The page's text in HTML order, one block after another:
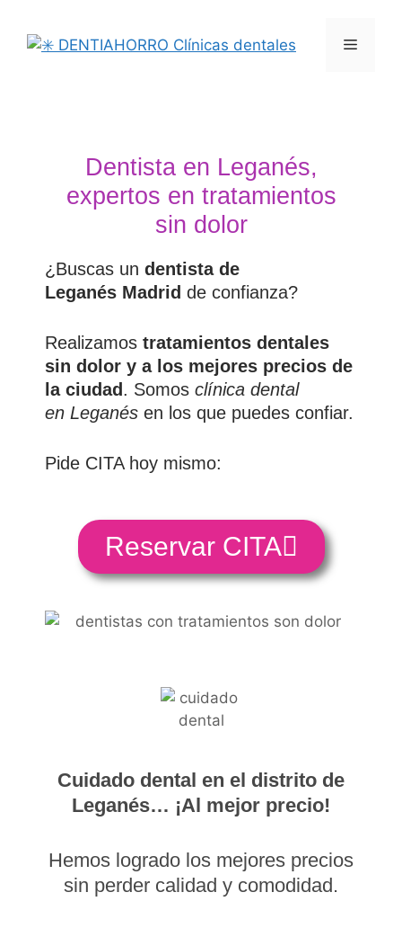
Dentista en Leganés,
expertos en tratamientos
sin dolor
¿Buscas un dentista de
Leganés Madrid de confianza?
Realizamos tratamientos dentales
sin dolor y a los mejores precios de
la ciudad . Somos clínica dental
en Leganés en los que puedes confiar.
Pide CITA hoy mismo:
Reservar CITA
Cuidado dental en el distrito de
Leganés… ¡Al mejor precio!
Hemos logrado los mejores precios
sin perder calidad y comodidad.